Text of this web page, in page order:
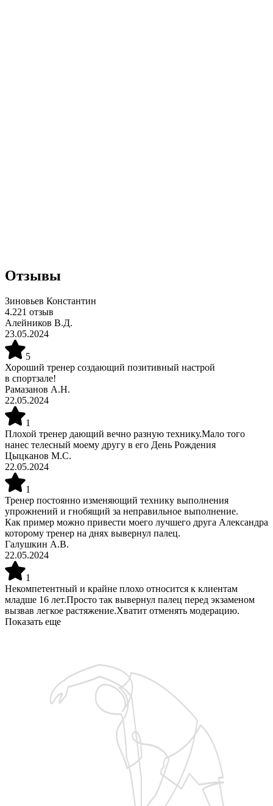
Отзывы
Зиновьев Константин
4.221 отзыв
Алейников В.Д.
23.05.2024
5
Хороший тренер создающий позитивный настрой
в спортзале!
Рамазанов А.Н.
22.05.2024
1
Плохой тренер дающий вечно разную технику.Мало того
нанес телесный моему другу в его День Рождения
Цыцканов М.С.
22.05.2024
1
Тренер постоянно изменяющий технику выполнения
упрожнений и гнобящий за неправильное выполнение.
Как пример можно привести моего лучшего друга Александра
которому тренер на днях вывернул палец.
Галушкин А.В.
22.05.2024
1
Некомпетентный и крайне плохо относится к клиентам
младше 16 лет.Просто так вывернул палец перед экзаменом
вызвав легкое растяжение.Хватит отменять модерацию.
Показать еще